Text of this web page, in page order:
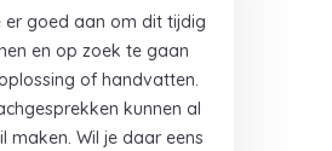
er goed aan om dit tijdig
en op zoek te gaan
of handvatten.
kunnen al
maken. Wil je daar eens